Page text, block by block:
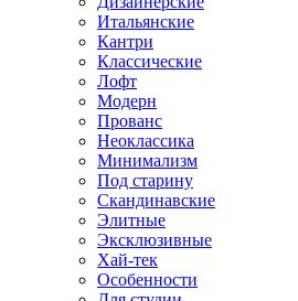
Итальянские
Кантри
Классические
Лофт
Модерн
Прованс
Неоклассика
Минимализм
Под старину
Скандинавские
Элитные
Эксклюзивные
Хай-тек
Особенности